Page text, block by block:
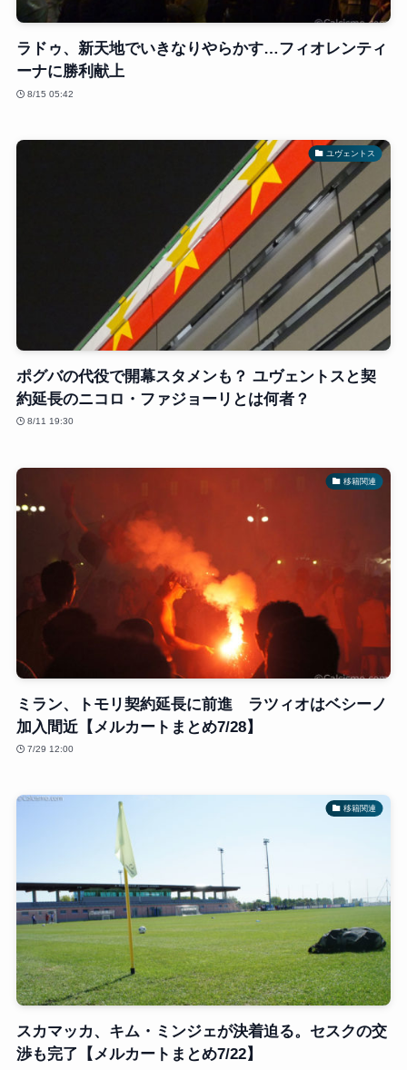
ラドゥ、新天地でいきなりやらかす…フィオレンティ
ーナに勝利献上
8/15 05:42
ユヴェントス
ポグバの代役で開幕スタメンも？ ユヴェントスと契
約延長のニコロ・ファジョーリとは何者？
8/11 19:30
移籍関連
ミラン、トモリ契約延長に前進 ラツィオはベシーノ
加入間近【メルカートまとめ7/28】
7/29 12:00
移籍関連
スカマッカ、キム・ミンジェが決着迫る。セスクの交
渉も完了【メルカートまとめ7/22】